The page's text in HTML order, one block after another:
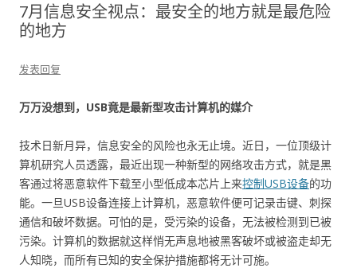
7月信息安全视点：最安全的地方就是最危险
的地方
发表回复
万万没想到，USB竟是最新型攻击计算机的媒介
技术日新月异，信息安全的风险也永无止境。近日，一位顶级计
算机研究人员透露，最近出现一种新型的网络攻击方式，就是黑
客通过将恶意软件下载至小型低成本芯片上来控制USB设备的功
能。一旦USB设备连接上计算机，恶意软件便可记录击键、刺探
通信和破坏数据。可怕的是，受污染的设备，无法被检测到已被
污染。计算机的数据就这样悄无声息地被黑客破坏或被盗走却无
人知晓，而所有已知的安全保护措施都将无计可施。